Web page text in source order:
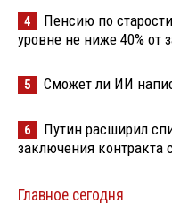
4
Пенсию по
уровне не ниже 40% от
5 Сможет ли ИИ
6
Путин расширил
заключения контракта
Главное сегодня